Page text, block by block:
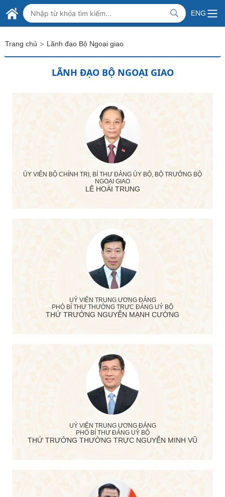
Skip to Main Content
BỘ NGOẠI GIAO VIỆT NAM
MINISTRY OF FOREIGN AFFAIRS
ENG
Trang chủ > Lãnh đạo Bộ Ngoại giao
LÃNH ĐẠO BỘ NGOẠI GIAO
ỦY VIÊN BỘ CHÍNH TRỊ, BÍ THƯ ĐẢNG ỦY BỘ, BỘ TRƯỞNG BỘ
NGOẠI GIAO
LÊ HOÀI TRUNG
UỶ VIÊN TRUNG ƯƠNG ĐẢNG
PHÓ BÍ THƯ THƯỜNG TRỰC ĐẢNG UỶ BỘ
THỨ TRƯỞNG NGUYỄN MẠNH CƯỜNG
UỶ VIÊN TRUNG ƯƠNG ĐẢNG
PHÓ BÍ THƯ ĐẢNG UỶ BỘ
THỨ TRƯỞNG THƯỜNG TRỰC NGUYỄN MINH VŨ